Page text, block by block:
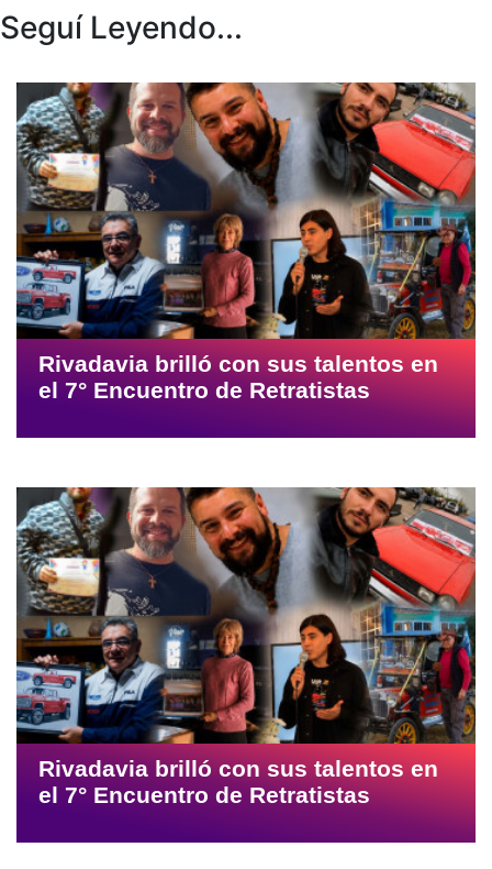
Seguí Leyendo...
Rivadavia brilló con sus talentos en
el 7° Encuentro de Retratistas
Rivadavia brilló con sus talentos en
el 7° Encuentro de Retratistas